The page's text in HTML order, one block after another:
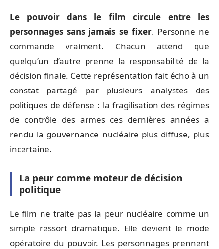
Le pouvoir dans le film circule entre les
personnages sans jamais se fixer. Personne ne
commande vraiment. Chacun attend que
quelqu’un d’autre prenne la responsabilité de la
décision finale. Cette représentation fait écho à un
constat partagé par plusieurs analystes des
politiques de défense : la fragilisation des régimes
de contrôle des armes ces dernières années a
rendu la gouvernance nucléaire plus diffuse, plus
incertaine.
La peur comme moteur de décision
politique
Le film ne traite pas la peur nucléaire comme un
simple ressort dramatique. Elle devient le mode
opératoire du pouvoir. Les personnages prennent